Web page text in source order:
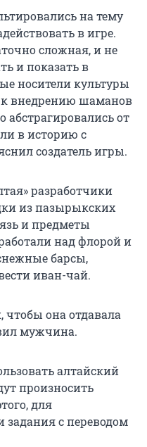
на тему
в игре.
сложная, и не
и показать в
носители культуры
к внедрению шаманов
от
в историю с
создатель игры.
разработчики
из пазырыкских
и предметы
над флорой и
барсы,
иван-чай.
чтобы она отдавала
мужчина.
алтайский
произносить
для
задания с переводом